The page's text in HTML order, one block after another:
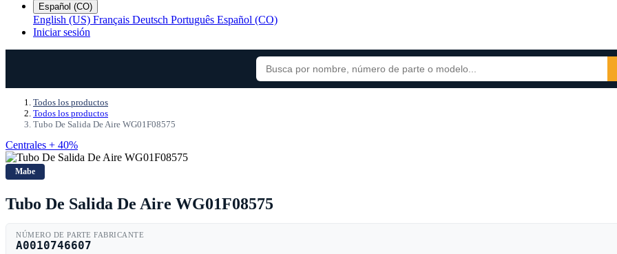
Español (CO)
English (US) Français Deutsch Português Español (CO)
Iniciar sesión
Todos los productos
Todos los productos
Tubo De Salida De Aire WG01F08575
Centrales + 40%
Mabe
Tubo De Salida De Aire WG01F08575
NÚMERO DE PARTE FABRICANTE
A0010746607